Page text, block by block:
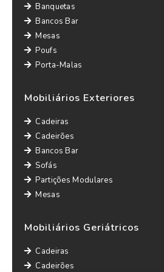
Banquetas
Bancos Bar
Mesas
Poufs
Porta-Malas
Mobiliários Exteriores
Cadeiras
Cadeirões
Bancos Bar
Sofás
Partições Modulares
Mesas
Mobiliários Geriátricos
Cadeiras
Cadeirões